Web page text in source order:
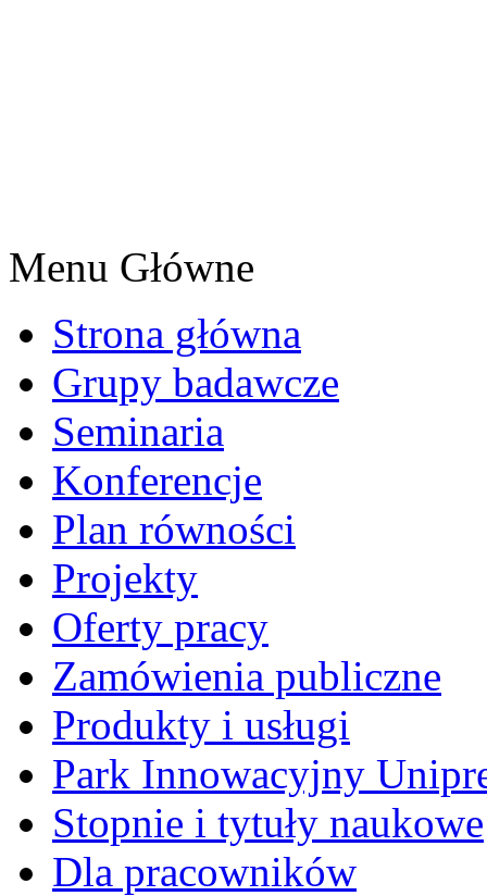
Menu Główne
Strona główna
Grupy badawcze
Seminaria
Konferencje
Plan równości
Projekty
Oferty pracy
Zamówienia publiczne
Produkty i usługi
Park Innowacyjny
Stopnie i tytuły naukowe
Dla pracowników